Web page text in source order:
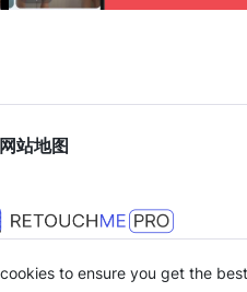
网站地图
to ensure you get the